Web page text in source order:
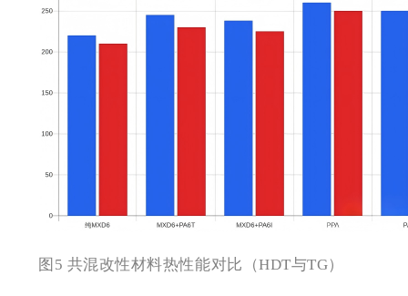
图5 共混改性材料热性能对比（HDT与TG）